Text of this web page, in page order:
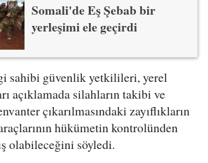
Somali'de Eş Şebab bir
yerleşimi ele geçirdi
sahibi güvenlik yetkilileri, yerel
açıklamada silahların takibi ve
çıkarılmasındaki zayıflıkların
hükümetin kontrolünden
olabileceğini söyledi.